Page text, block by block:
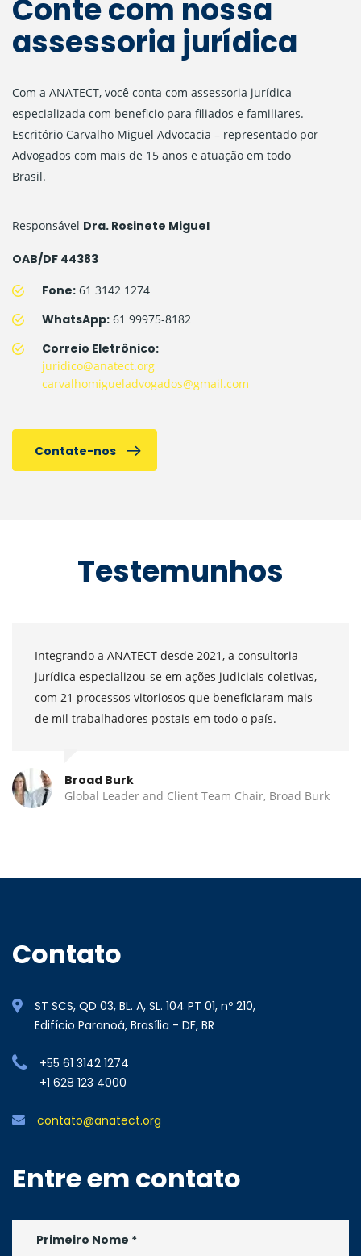
Conte com nossa
assessoria jurídica
Com a ANATECT, você conta com assessoria jurídica
especializada com beneficio para filiados e familiares.
Escritório Carvalho Miguel Advocacia – representado por
Advogados com mais de 15 anos e atuação em todo
Brasil.
Responsável Dra. Rosinete Miguel
OAB/DF 44383
Fone: 61 3142 1274
WhatsApp: 61 99975-8182
Correio Eletrônico:
juridico@anatect.org
carvalhomigueladvogados@gmail.com
Contate-nos
Testemunhos
Integrando a ANATECT desde 2021, a consultoria
jurídica especializou-se em ações judiciais coletivas,
com 21 processos vitoriosos que beneficiaram mais
de mil trabalhadores postais em todo o país.
Broad Burk
Global Leader and Client Team Chair, Broad Burk
Contato
ST SCS, QD 03, BL. A, SL. 104 PT 01, nº 210,
Edifício Paranoá, Brasília - DF, BR
+55 61 3142 1274
+1 628 123 4000
contato@anatect.org
Entre em contato